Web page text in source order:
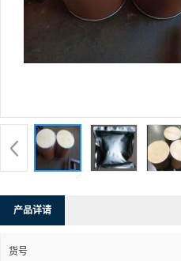
产品详请
货号